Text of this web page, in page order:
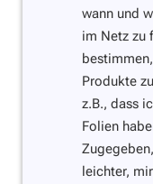
wann und
im Netz zu
Produkte
z.B., dass
Folien
leichter,